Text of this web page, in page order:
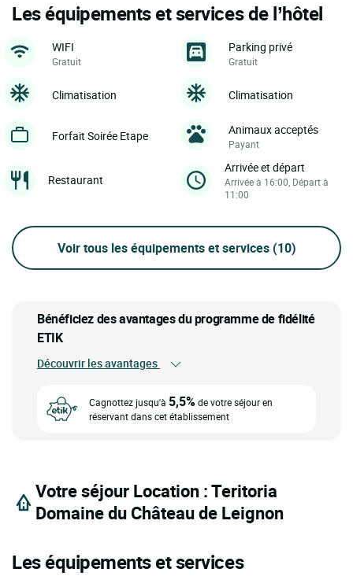
Les équipements et services de l’hôtel
WIFI
Gratuit
Parking privé
Gratuit
Climatisation Climatisation
Forfait Soirée Etape Animaux acceptés
Payant
Restaurant
Arrivée et départ
Arrivée à 16:00, Départ à
11:00
Voir tous les équipements et services (10)
Bénéficiez des avantages du programme de fidélité
ETIK
Découvrir les avantages
Cagnottez jusqu'à 5,5%de votre séjour en
réservant dans cet établissement
Votre séjour Location : Teritoria
Domaine du Château de Leignon
Les équipements et services